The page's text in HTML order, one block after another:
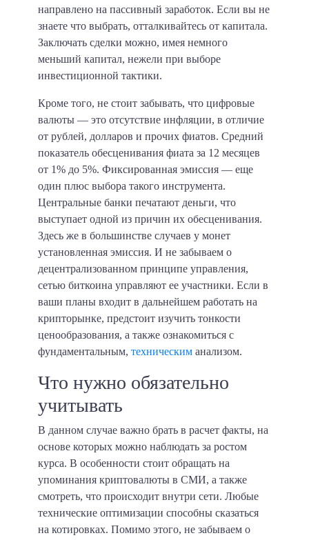
направлено на пассивный заработок. Если вы не
знаете что выбрать, отталкивайтесь от капитала.
Заключать сделки можно, имея немного
меньший капитал, нежели при выборе
инвестиционной тактики.
Кроме того, не стоит забывать, что цифровые
валюты — это отсутствие инфляции, в отличие
от рублей, долларов и прочих фиатов. Средний
показатель обесценивания фиата за 12 месяцев
от 1% до 5%. Фиксированная эмиссия — еще
один плюс выбора такого инструмента.
Центральные банки печатают деньги, что
выступает одной из причин их обесценивания.
Здесь же в большинстве случаев у монет
установленная эмиссия. И не забываем о
децентрализованном принципе управления,
сетью биткоина управляют ее участники. Если в
ваши планы входит в дальнейшем работать на
крипторынке, предстоит изучить тонкости
ценообразования, а также ознакомиться с
фундаментальным, техническим анализом.
Что нужно обязательно
учитывать
В данном случае важно брать в расчет факты, на
основе которых можно наблюдать за ростом
курса. В особенности стоит обращать на
упоминания криптовалюты в СМИ, а также
смотреть, что происходит внутри сети. Любые
технические оптимизации способны сказаться
на котировках. Помимо этого, не забываем о